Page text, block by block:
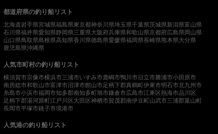
都道府県の釣り船リスト
北海道岩手県宮城県福島県東京都神奈川県埼玉県千葉県茨城県新潟県富山県
石川県福井県愛知県静岡県三重県大阪府兵庫県和歌山県京都府広島県岡山県
山口県鳥取県島根県高知県香川県徳島県愛媛県福岡県長崎県熊本県大分県
鹿児島県沖縄県
人気市町村の釣り船リスト
横須賀市宗像市横浜市三浦市いすみ市鹿嶋市鴨川市 日立市勝浦市小田原市
南房総市和歌山市富津市沼津市館山市足柄下郡真鶴町伊東市明石市北九州市
糸島市小浜市福岡市知多郡南知多町旭市鎌倉市広島市江東区熱海市品川区
足柄下郡湯河原町江戸川区 大田区神栖市賀茂郡南伊豆町山武市三浦郡葉山町
長岡市平塚市銚子市境港市
人気港の釣り船リスト